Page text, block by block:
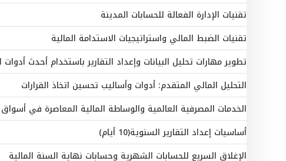
تقنيات الإدارة الفعالة للحسابات المدينة
تقنيات الضبط المالي واستراتيجيات الاستدامة المالية
تطوير مهارات تحليل البيانات وإعداد التقارير باستخدام أحدث أدوات Excel
التحليل المالي المتقدم: أدوات وأساليب تحسين اتخاذ القرارات
الخدمات المصرفية العالمية والوساطة المالية المعاصرة في أسواق
أساسيات إعداد التقارير السنوية(10 أيام)
الإغلاق السريع للحسابات الشهرية وحسابات نهاية السنة المالية